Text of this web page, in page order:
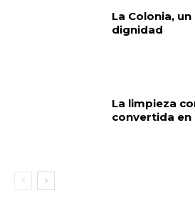
La Colonia,
dignidad
La limpieza
convertida en